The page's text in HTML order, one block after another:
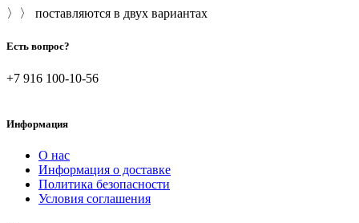
〉〉 поставляются в двух вариантах
Есть вопрос?
+7 916 100-10-56
Информация
О нас
Информация о доставке
Политика безопасности
Условия соглашения